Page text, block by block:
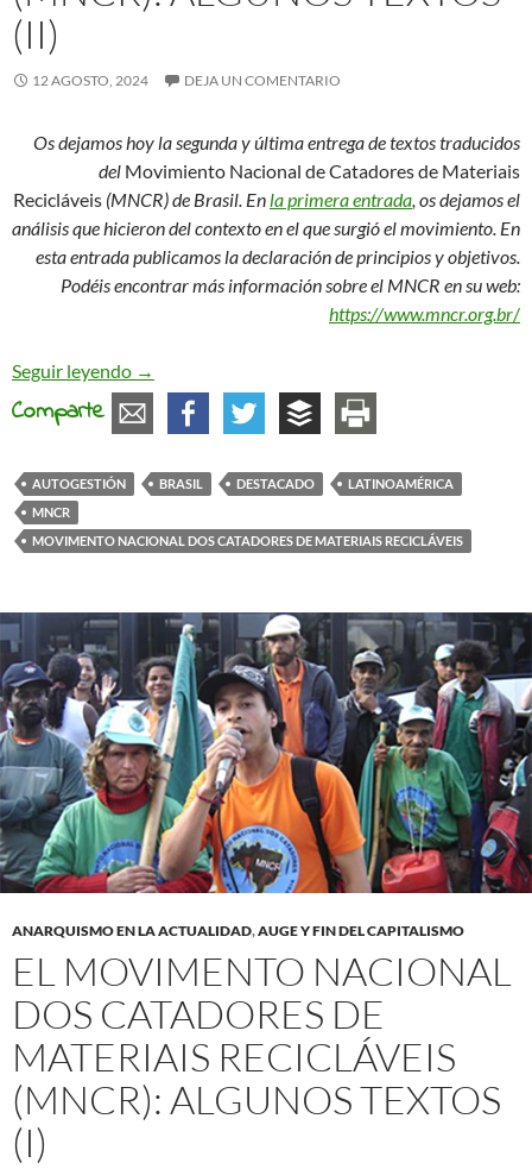
(II)
12 AGOSTO, 2024 DEJA UN COMENTARIO
Os dejamos hoy la segunda y última entrega de textos traducidos
del Movimiento Nacional de Catadores de Materiais
Recicláveis (MNCR) de Brasil. Enla primera entrada, os dejamos el
análisis que hicieron del contexto en el que surgió el movimiento. En
esta entrada publicamos la declaración de principios y objetivos.
Podéis encontrar más información sobre el MNCR en su web:
https://www.mncr.org.br/
Seguir leyendo El Movimento Nacional dos Catadores de
→
Comparte
AUTOGESTIÓN BRASIL DESTACADO
LATINOAMÉRICA
MNCR
MOVIMENTO NACIONAL DOS CATADORES DE MATERIAIS RECICLÁVEIS
ANARQUISMO EN LA ACTUALIDAD,AUGE Y FIN DEL CAPITALISMO
EL MOVIMENTO NACIONAL
DOS CATADORES DE
MATERIAIS RECICLÁVEIS
(MNCR): ALGUNOS TEXTOS
(I)